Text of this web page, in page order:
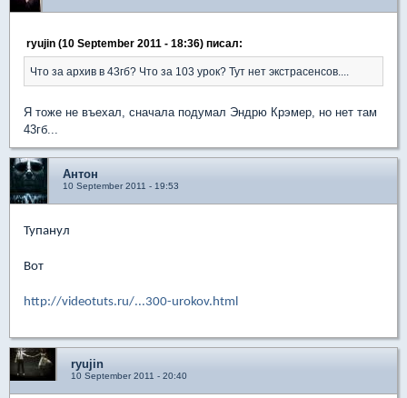
ryujin (10 September 2011 - 18:36) писал:
Что за архив в 43гб? Что за 103 урок? Тут нет экстрасенсов....
Я тоже не въехал, сначала подумал Эндрю Крэмер, но нет там
43гб...
Антон
10 September 2011 - 19:53
Тупанул
Вот
http://videotuts.ru/...300-urokov.html
ryujin
10 September 2011 - 20:40